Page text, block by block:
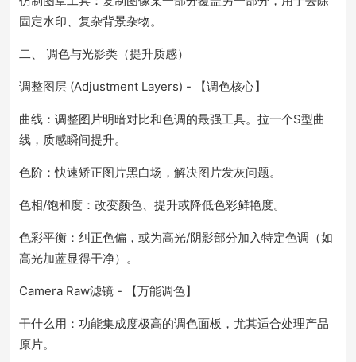
固定水印、复杂背景杂物。
二、 调色与光影类（提升质感）
调整图层 (Adjustment Layers) - 【调色核心】
曲线：调整图片明暗对比和色调的最强工具。拉一个S型曲
线，质感瞬间提升。
色阶：快速矫正图片黑白场，解决图片发灰问题。
色相/饱和度：改变颜色、提升或降低色彩鲜艳度。
色彩平衡：纠正色偏，或为高光/阴影部分加入特定色调（如
高光加蓝显得干净）。
Camera Raw滤镜 - 【万能调色】
干什么用：功能集成度极高的调色面板，尤其适合处理产品
原片。